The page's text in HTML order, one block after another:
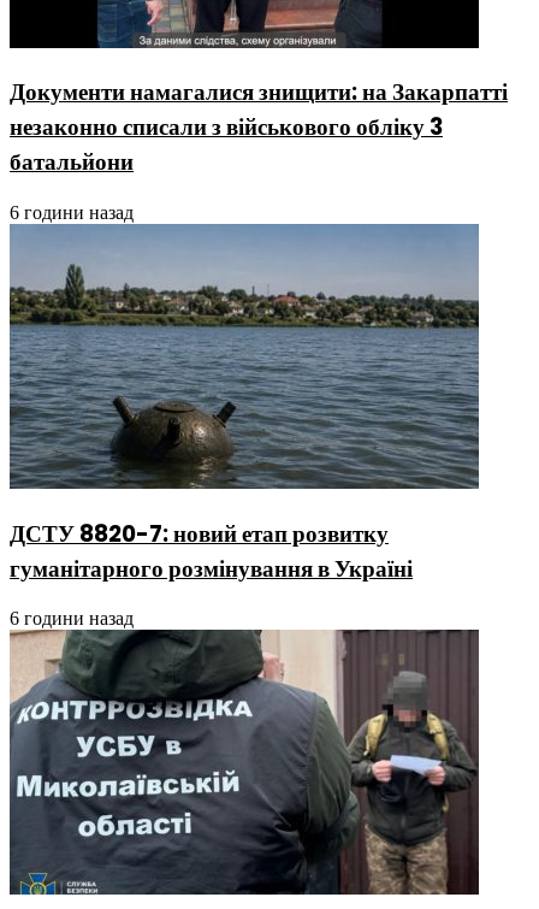
Документи намагалися знищити: на Закарпатті
незаконно списали з військового обліку 3
батальйони
6 години назад
ДСТУ 8820-7: новий етап розвитку
гуманітарного розмінування в Україні
6 години назад